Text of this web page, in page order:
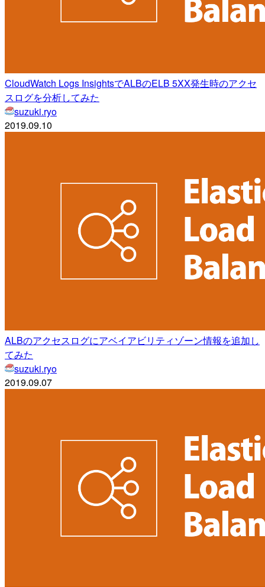
CloudWatch Logs InsightsでALBのELB 5XX発生時のアクセ
スログを分析してみた
suzuki.ryo
2019.09.10
ALBのアクセスログにアベイアビリティゾーン情報を追加し
てみた
suzuki.ryo
2019.09.07